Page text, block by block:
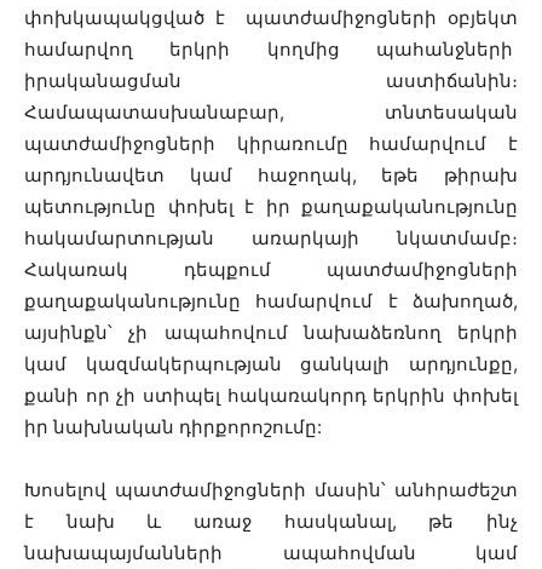
փոխկապակցված է պատժամիջոցների օբյեկտ
համարվող երկրի կողմից պահանջների
իրականացման աստիճանին։
Համապատասխանաբար, տնտեսական
պատժամիջոցների կիրառումը համարվում է
արդյունավետ կամ հաջողակ, եթե թիրախ
պետությունը փոխել է իր քաղաքականությունը
հակամարտության առարկայի նկատմամբ։
Հակառակ դեպքում պատժամիջոցների
քաղաքականությունը համարվում է ձախողած,
այսինքն՝ չի ապահովում նախաձեռնող երկրի
կամ կազմակերպության ցանկալի արդյունքը,
քանի որ չի ստիպել հակառակորդ երկրին փոխել
իր նախնական դիրքորոշումը:
Խոսելով պատժամիջոցների մասին՝ անհրաժեշտ
է նախ և առաջ հասկանալ, թե ինչ
նախապայմանների ապահովման կամ